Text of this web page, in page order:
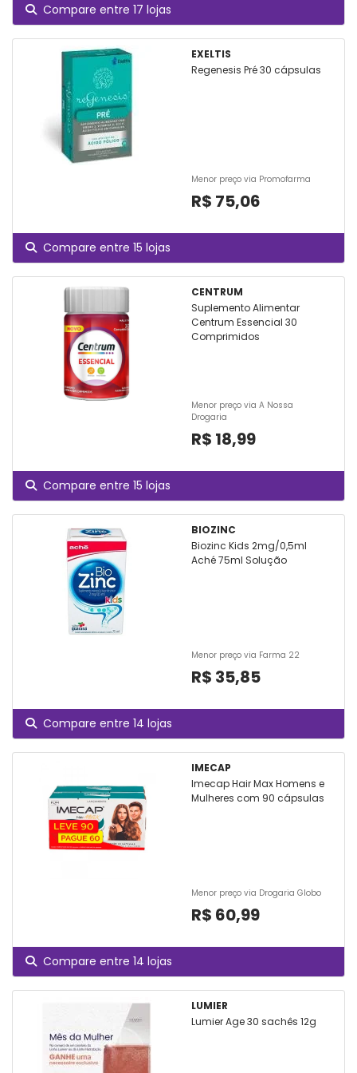
Compare entre 17 lojas
EXELTIS
Regenesis Pré 30 cápsulas
Menor preço via Promofarma
R$ 75,06
Compare entre 15 lojas
CENTRUM
Suplemento Alimentar
Centrum Essencial 30
Comprimidos
Menor preço via A Nossa
Drogaria
R$ 18,99
Compare entre 15 lojas
BIOZINC
Biozinc Kids 2mg/0,5ml
Aché 75ml Solução
Menor preço via Farma 22
R$ 35,85
Compare entre 14 lojas
IMECAP
Imecap Hair Max Homens e
Mulheres com 90 cápsulas
Menor preço via Drogaria Globo
R$ 60,99
Compare entre 14 lojas
LUMIER
Lumier Age 30 sachês 12g